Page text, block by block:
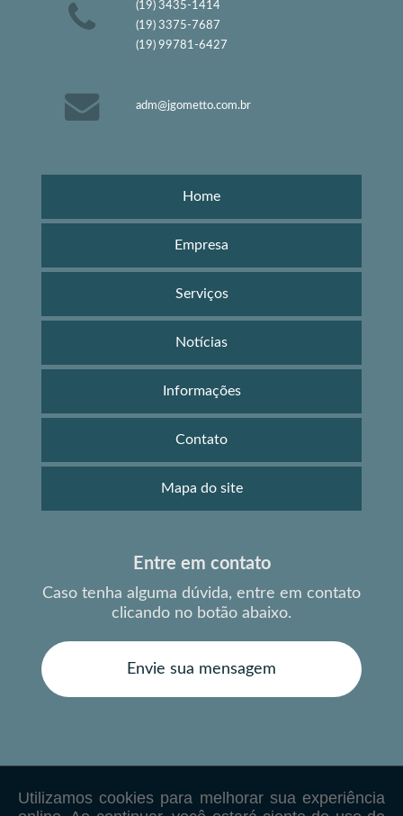
(19) 3435-1414
(19) 3375-7687
(19) 99781-6427
adm@jgometto.com.br
Home
Empresa
Serviços
Notícias
Informações
Contato
Mapa do site
Entre em contato
Caso tenha alguma dúvida, entre em contato
clicando no botão abaixo.
Envie sua mensagem